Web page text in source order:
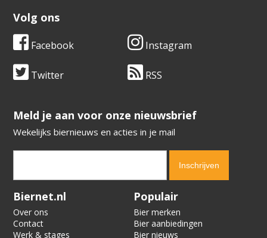
Volg ons
Facebook Instagram
Twitter RSS
​​​​​​​Meld je aan voor onze nieuwsbrief
Wekelijks biernieuws en acties in je mail
Verification code:
Biernet.nl
Over ons
Contact
Werk & stages
Populair
Bier merken
Bier aanbiedingen
Bier nieuws